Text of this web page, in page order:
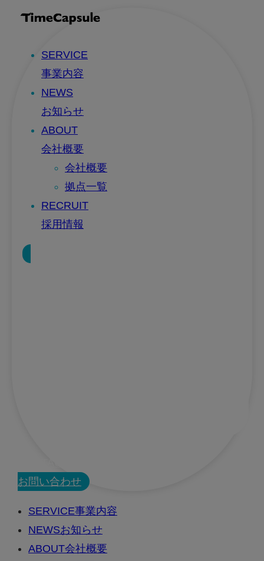
SERVICE
事業内容
NEWS
お知らせ
ABOUT
会社概要
会社概要
拠点一覧
RECRUIT
採用情報
お問い合わせ
SERVICE事業内容
NEWSお知らせ
ABOUT会社概要